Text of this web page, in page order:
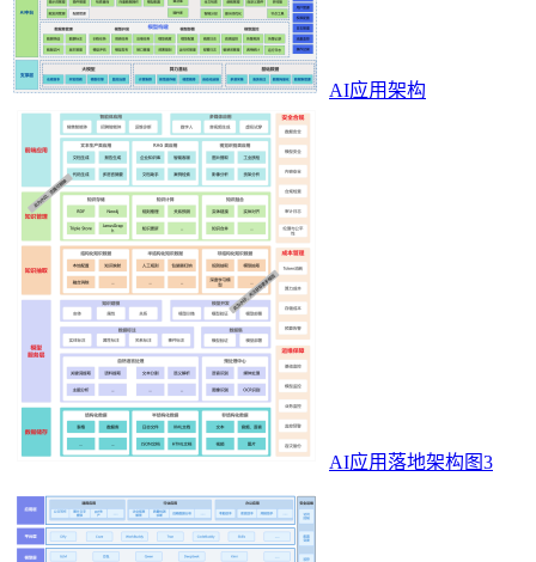
AI应用架构
AI应用落地架构图3